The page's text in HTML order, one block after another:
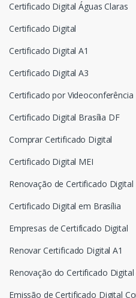
Certificado Digital Águas Claras
Certificado Digital
Certificado Digital A1
Certificado Digital A3
Certificado por Videoconferência
Certificado Digital Brasília DF
Comprar Certificado Digital
Certificado Digital MEI
Renovação de Certificado Digital
Certificado Digital em Brasília
Empresas de Certificado Digital
Renovar Certificado Digital A1
Renovação do Certificado Digital
Emissão de Certificado Digital